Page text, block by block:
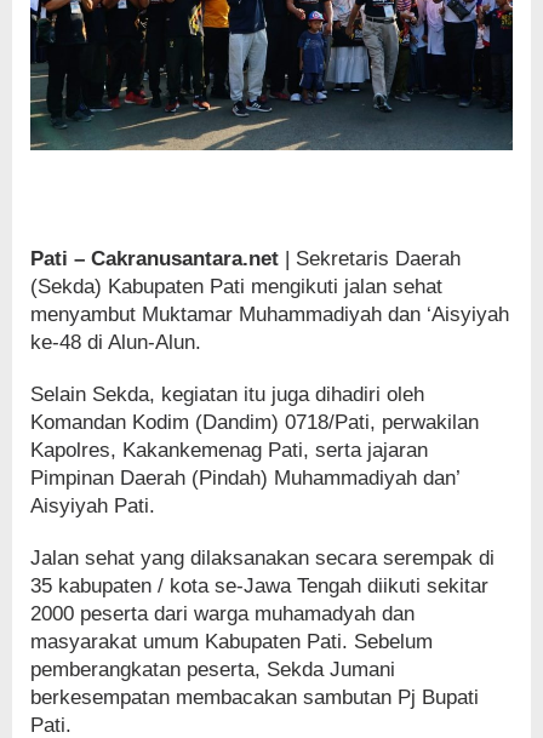
Pati – Cakranusantara.net | Sekretaris Daerah
(Sekda) Kabupaten Pati mengikuti jalan sehat
menyambut Muktamar Muhammadiyah dan ‘Aisyiyah
ke-48 di Alun-Alun.
Selain Sekda, kegiatan itu juga dihadiri oleh
Komandan Kodim (Dandim) 0718/Pati, perwakilan
Kapolres, Kakankemenag Pati, serta jajaran
Pimpinan Daerah (Pindah) Muhammadiyah dan’
Aisyiyah Pati.
Jalan sehat yang dilaksanakan secara serempak di
35 kabupaten / kota se-Jawa Tengah diikuti sekitar
2000 peserta dari warga muhamadyah dan
masyarakat umum Kabupaten Pati. Sebelum
pemberangkatan peserta, Sekda Jumani
berkesempatan membacakan sambutan Pj Bupati
Pati.